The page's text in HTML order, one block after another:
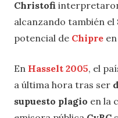
Christofi
alcanzando también el
potencial de Chipre
En Hasselt 2005, el
a última hora tras ser
supuesto plagio en la